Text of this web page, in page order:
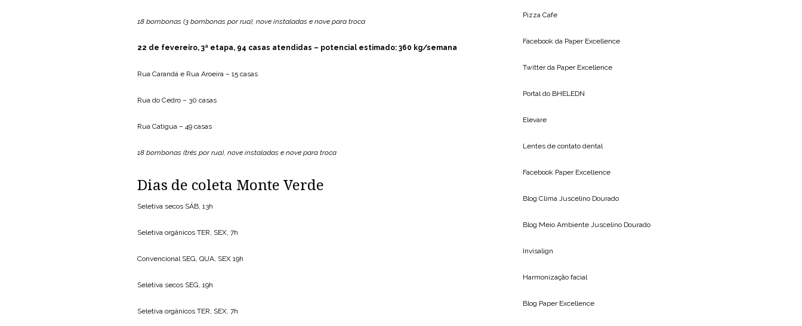
18 bombonas (3 bombonas por rua), nove instaladas e nove para troca
22 de fevereiro, 3ª etapa, 94 casas atendidas – potencial estimado: 360 kg/semana
Rua Carandá e Rua Aroeira – 15 casas
Rua do Cedro – 30 casas
Rua Catigua – 49 casas
18 bombonas (três por rua), nove instaladas e nove para troca
Dias de coleta Monte Verde
Seletiva secos SÁB, 13h
Seletiva orgânicos TER, SEX, 7h
Convencional SEG, QUA, SEX 19h
Seletiva secos SEG, 19h
Seletiva orgânicos TER, SEX, 7h
Pizza Cafe
Facebook da Paper Excellence
Twitter da Paper Excellence
Portal do BHELEDN
Elevare
Lentes de contato dental
Facebook Paper Excellence
Blog Clima Juscelino Dourado
Blog Meio Ambiente Juscelino Dourado
Invisalign
Harmonização facial
Blog Paper Excellence